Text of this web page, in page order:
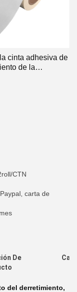
cinta adhesiva de
de la
CTN
carta de
De
del derretimiento,